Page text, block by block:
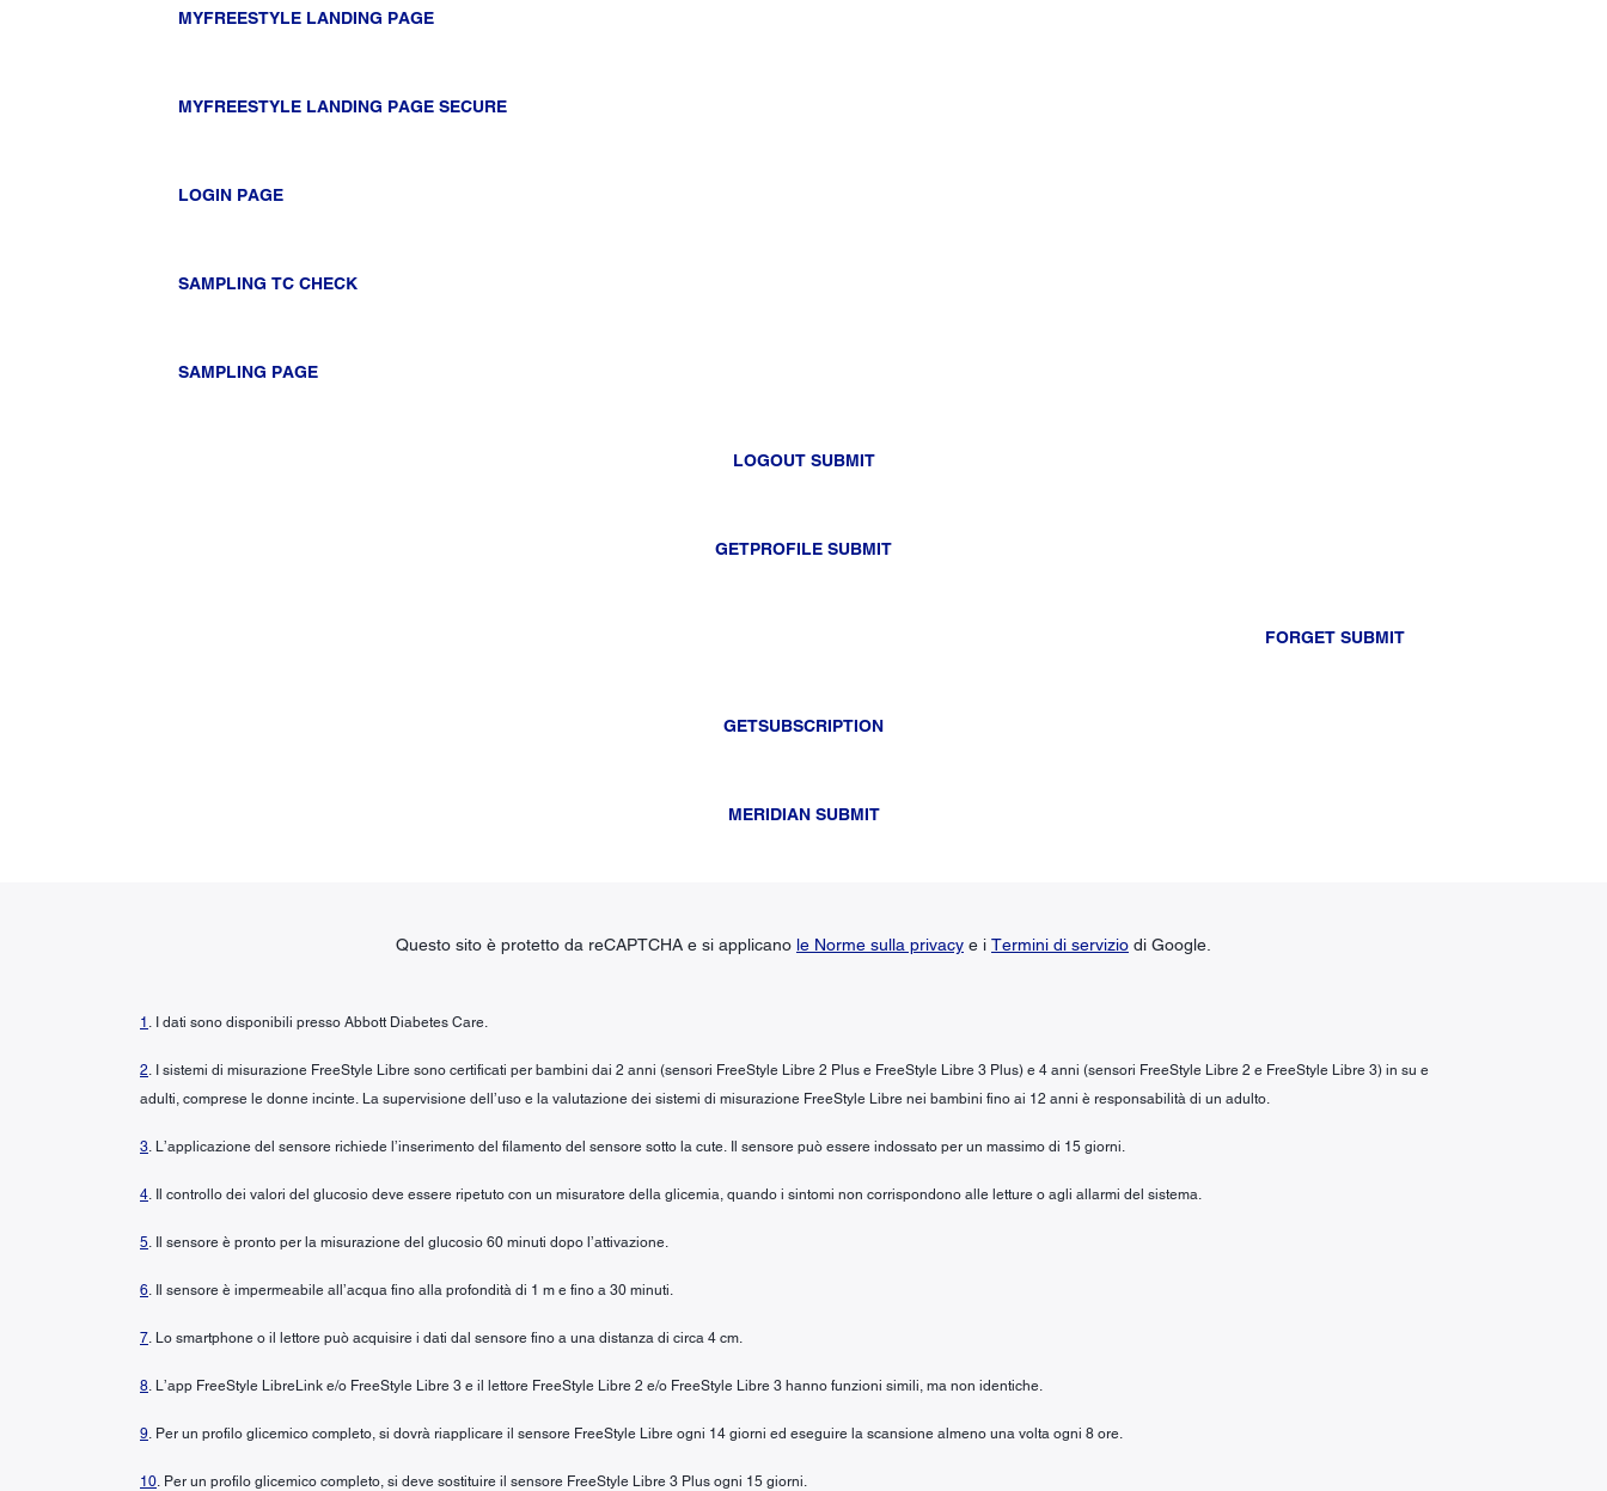
MYFREESTYLE LANDING PAGE
MYFREESTYLE LANDING PAGE SECURE
LOGIN PAGE
SAMPLING TC CHECK
SAMPLING PAGE
LOGOUT SUBMIT
GETPROFILE SUBMIT
FORGET SUBMIT
GETSUBSCRIPTION
MERIDIAN SUBMIT
Questo sito è protetto da reCAPTCHA e si applicano le Norme sulla privacy e i Termini di servizio di Google.
1 . I dati sono disponibili presso Abbott Diabetes Care.
2. I sistemi di misurazione FreeStyle Libre sono certificati per bambini dai 2 anni (sensori FreeStyle Libre 2 Plus e FreeStyle Libre 3 Plus) e 4 anni (sensori FreeStyle Libre 2 e FreeStyle Libre 3) in su e
adulti, comprese le donne incinte. La supervisione dell’uso e la valutazione dei sistemi di misurazione FreeStyle Libre nei bambini fino ai 12 anni è responsabilità di un adulto.
3. L’applicazione del sensore richiede l’inserimento del filamento del sensore sotto la cute. Il sensore può essere indossato per un massimo di 15 giorni.
4. Il controllo dei valori del glucosio deve essere ripetuto con un misuratore della glicemia, quando i sintomi non corrispondono alle letture o agli allarmi del sistema.
5. Il sensore è pronto per la misurazione del glucosio 60 minuti dopo l’attivazione.
6. Il sensore è impermeabile all’acqua fino alla profondità di 1 m e fino a 30 minuti.
7. Lo smartphone o il lettore può acquisire i dati dal sensore fino a una distanza di circa 4 cm.
8. L’app FreeStyle LibreLink e/o FreeStyle Libre 3 e il lettore FreeStyle Libre 2 e/o FreeStyle Libre 3 hanno funzioni simili, ma non identiche.
9. Per un profilo glicemico completo, si dovrà riapplicare il sensore FreeStyle Libre ogni 14 giorni ed eseguire la scansione almeno una volta ogni 8 ore.
10. Per un profilo glicemico completo, si deve sostituire il sensore FreeStyle Libre 3 Plus ogni 15 giorni.